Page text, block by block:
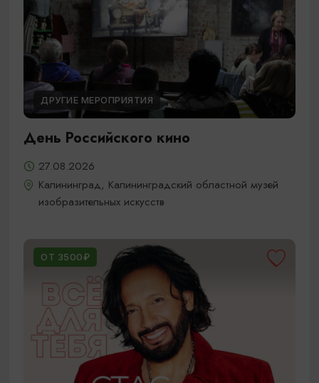
ДРУГИЕ МЕРОПРИЯТИЯ
День Российского кино
27.08.2026
Калининград, Калининградский областной музей
изобразительных искусств
ОТ 3500₽